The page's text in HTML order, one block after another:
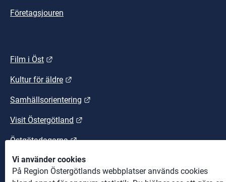
Vi använder cookies
På Region Östergötlands webbplatser används cookies
Företagsjouren
Film i Öst
Kultur för äldre
Samhällsorientering
Visit Östergötland
Östgötadagarna Länk till annan webbplats.
Östgötaleden Länk till annan webbplats.